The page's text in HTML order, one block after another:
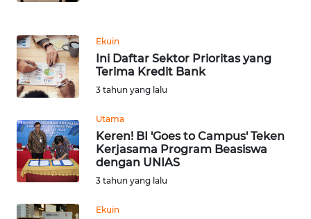
Ekuin
Ini Daftar Sektor Prioritas yang
Terima Kredit Bank
3 tahun yang lalu
Utama
Keren! BI 'Goes to Campus' Teken
Kerjasama Program Beasiswa
dengan UNIAS
3 tahun yang lalu
Ekuin
TINGGI
WN
PAKPAK
WN
KARAWANG
WN